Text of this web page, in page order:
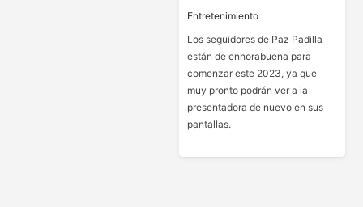
Entretenimiento
Los seguidores de Paz Padilla
están de enhorabuena para
comenzar este 2023, ya que
muy pronto podrán ver a la
presentadora de nuevo en sus
pantallas.